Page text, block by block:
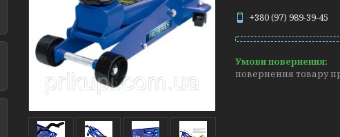
+380 (97) 989-39-45
повернення товару